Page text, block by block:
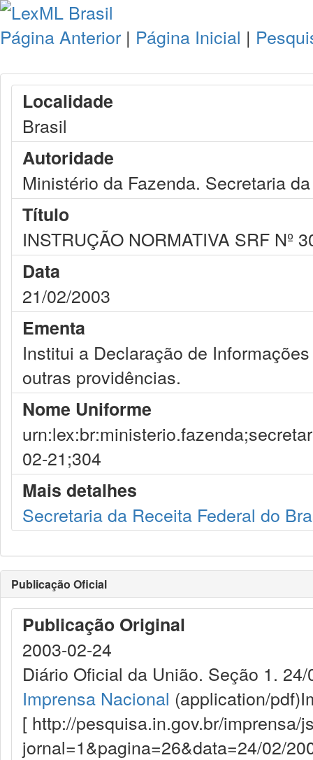
Página Anterior | Página Inicial |
Localidade
Brasil
Autoridade
Ministério da Fazenda. Secretaria
Título
INSTRUÇÃO NORMATIVA SRF Nº
Data
21/02/2003
Ementa
Institui a Declaração de
outras providências.
Nome Uniforme
02-21;304
Mais detalhes
Secretaria da Receita Federal do
Publicação Oficial
Publicação Original
2003-02-24
Diário Oficial da União. Seção 1.
Imprensa Nacional (application/pdf)
[ http://pesquisa.in.gov.br/imprensa/
jornal=1&pagina=26&data=24/02/